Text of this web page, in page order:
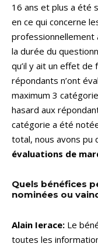
16 ans et plus a été
en ce qui concerne
professionnellement
la durée du
qu’il y ait un effet de
répondants n’ont
maximum 3
hasard aux
catégorie a été
total, nous avons pu
évaluations de
Quels bénéfices
nominées ou
Alain Ierace: Le
toutes les